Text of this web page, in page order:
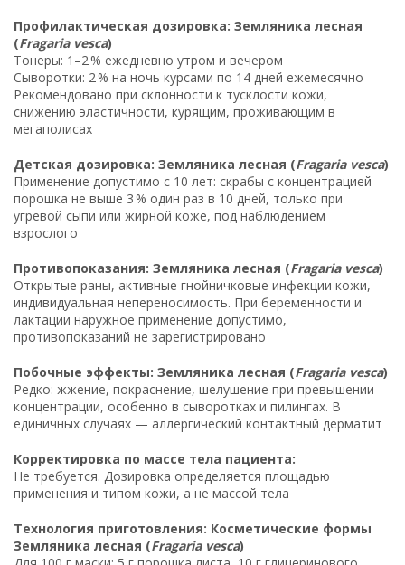
Профилактическая дозировка: Земляника лесная
(Fragaria vesca)
Тонеры: 1–2 % ежедневно утром и вечером
Сыворотки: 2 % на ночь курсами по 14 дней ежемесячно
Рекомендовано при склонности к тусклости кожи,
снижению эластичности, курящим, проживающим в
мегаполисах
Детская дозировка: Земляника лесная (Fragaria vesca)
Применение допустимо с 10 лет: скрабы с концентрацией
порошка не выше 3 % один раз в 10 дней, только при
угревой сыпи или жирной коже, под наблюдением
взрослого
Противопоказания: Земляника лесная (Fragaria vesca)
Открытые раны, активные гнойничковые инфекции кожи,
индивидуальная непереносимость. При беременности и
лактации наружное применение допустимо,
противопоказаний не зарегистрировано
Побочные эффекты: Земляника лесная (Fragaria vesca)
Редко: жжение, покраснение, шелушение при превышении
концентрации, особенно в сыворотках и пилингах. В
единичных случаях — аллергический контактный дерматит
Корректировка по массе тела пациента:
Не требуется. Дозировка определяется площадью
применения и типом кожи, а не массой тела
Технология приготовления: Косметические формы
Земляника лесная (Fragaria vesca)